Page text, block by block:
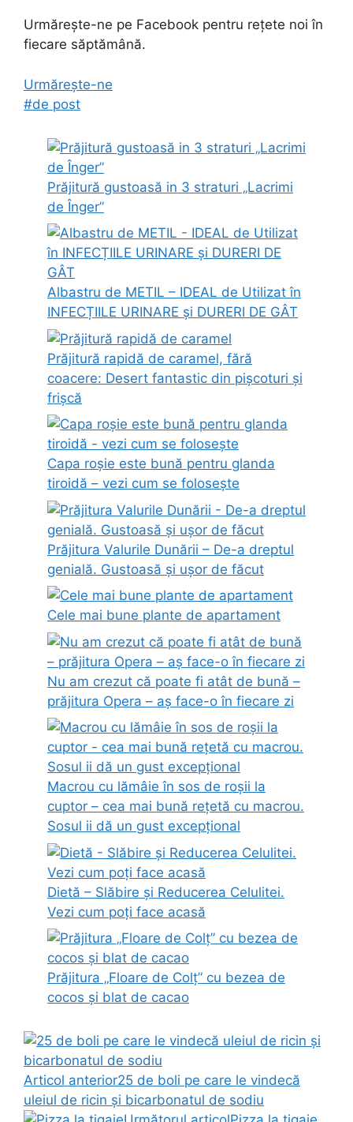
Urmărește-ne pe Facebook pentru rețete noi în
fiecare săptămână.
Urmărește-ne
#de post
Prăjitură gustoasă in 3 straturi „Lacrimi
de Înger”
Albastru de METIL – IDEAL de Utilizat în
INFECȚIILE URINARE și DURERI DE GÂT
Prăjitură rapidă de caramel, fără
coacere: Desert fantastic din pișcoturi și
frișcă
Capa roșie este bună pentru glanda
tiroidă – vezi cum se folosește
Prăjitura Valurile Dunării – De-a dreptul
genială. Gustoasă și ușor de făcut
Cele mai bune plante de apartament
Nu am crezut că poate fi atât de bună –
prăjitura Opera – aș face-o în fiecare zi
Macrou cu lămâie în sos de roșii la
cuptor – cea mai bună rețetă cu macrou.
Sosul ii dă un gust excepțional
Dietă – Slăbire și Reducerea Celulitei.
Vezi cum poți face acasă
Prăjitura „Floare de Colț” cu bezea de
cocos și blat de cacao
Articol anterior25 de boli pe care le vindecă
uleiul de ricin și bicarbonatul de sodiu